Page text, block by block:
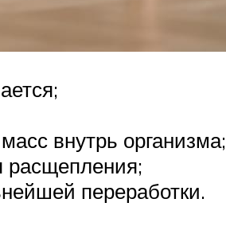
внутрь организма;
переработки.